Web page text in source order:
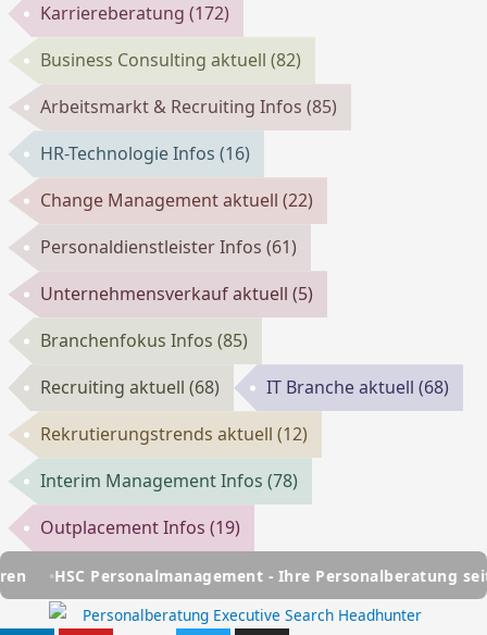
Karriereberatung(172)
Business Consulting aktuell(82)
Arbeitsmarkt & Recruiting Infos(85)
HR-Technologie Infos(16)
Change Management aktuell(22)
Personaldienstleister Infos(61)
Unternehmensverkauf aktuell(5)
Branchenfokus Infos(85)
Recruiting aktuell(68) IT Branche aktuell(68)
Rekrutierungstrends aktuell(12)
Interim Management Infos(78)
Outplacement Infos(19)
Personalmanagement - Ihre Personalberatung seit über